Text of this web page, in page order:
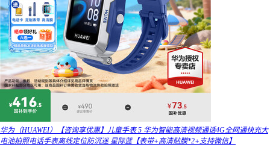
华为（HUAWEI）【咨询享优惠】儿童手表 5 华为智能高清视频通话4G全网通快充大
电池拍照电话手表离线定位防沉迷 星际蓝【表带+高清贴膜*2+支持微信】